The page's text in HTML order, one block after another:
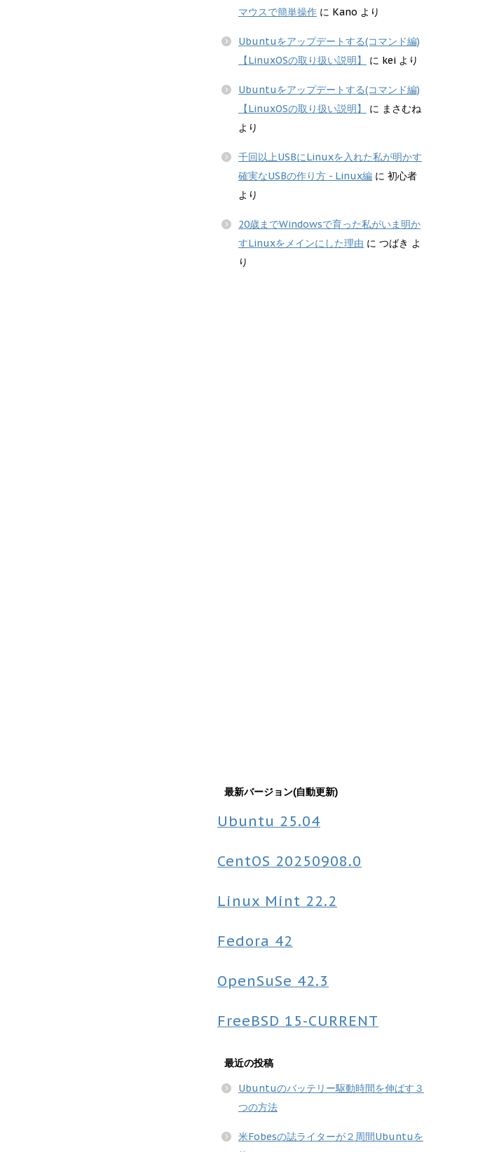
マウスで簡単操作 に Kano より
Ubuntuをアップデートする(コマンド編)
【LinuxOSの取り扱い説明】
に kei より
Ubuntuをアップデートする(コマンド編)
【LinuxOSの取り扱い説明】
に まさむね
より
千回以上USBにLinuxを入れた私が明かす
確実なUSBの作り方 - Linux編 に 初心者
より
20歳までWindowsで育った私がいま明か
すLinuxをメインにした理由 に つばき よ
り
最新バージョン(自動更新)
Ubuntu 25.04
CentOS 20250908.0
Linux Mint 22.2
Fedora 42
OpenSuSe 42.3
FreeBSD 15-CURRENT
最近の投稿
Ubuntuのバッテリー駆動時間を伸ばす３
つの方法
米Fobesの誌ライターが２周間Ubuntuを